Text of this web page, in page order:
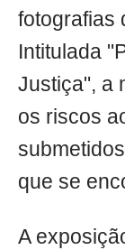
fotografias
Intitulada
Justiça", a
os riscos
que se
A